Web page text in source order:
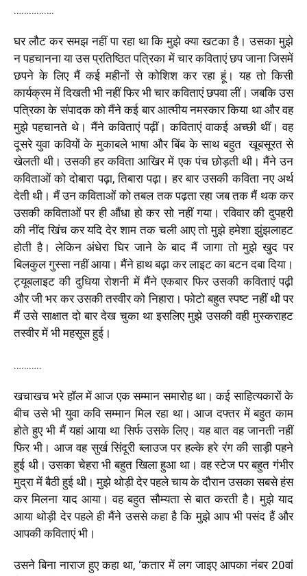
…………….
घर लौट कर समझ नहीं पा रहा था कि मुझे क्या खटका है। उसका मुझे
न पहचानना या उस प्रतिष्ठित पत्रिका में चार कविताएं छप जाना जिसमें
छपने के लिए मैं कई महीनों से कोशिश कर रहा हूं। यह तो किसी
कार्यक्रम में दिखती भी नहीं फिर भी चार कविताएं छपवा लीं। जबकि उस
पत्रिका के संपादक को मैंने कई बार आत्मीय नमस्कार किया था और वह
मुझे पहचानते थे। मैंने कविताएं पढ़ीं। कविताएं वाकई अच्छी थीं। वह
दूसरे युवा कवियों के मुकाबले भाषा और बिंब के साथ बहुत खूबसूरत से
खेलती थी। उसकी हर कविता आखिर में एक पंच छोड़ती थी। मैंने उन
कविताओं को दोबारा पढ़ा, तिबारा पढ़ा। हर बार उसकी कविता नए अर्थ
देती थी। मैं उन कविताओं को तबल तक पढ़ता रहा जब तक मैं थक कर
उसकी कविताओं पर ही औंधा हो कर सो नहीं गया। रविवार की दुपहरी
की नींद खिंच कर यदि देर शाम तक चली आए तो मुझे हमेशा झुंझलाहट
होती है। लेकिन अंधेरा घिर जाने के बाद मैं जागा तो मुझे खुद पर
बिलकुल गुस्सा नहीं आया। मैंने हाथ बढ़ा कर लाइट का बटन दबा दिया।
ट्यूबलाइट की दुधिया रोशनी में मैंने एकबार फिर उसकी कविताएं पढ़ी
और जी भर कर उसकी तस्वीर को निहारा। फोटो बहुत स्पष्ट नहीं थी पर
मैं उसे साक्षात दो बार देख चुका था इसलिए मुझे उसकी वही मुस्कराहट
तस्वीर में भी महसूस हुई।
………..
खचाखच भरे हॉल में आज एक सम्मान समारोह था। कई साहित्यकारों के
बीच उसे भी युवा कवि सम्मान मिल रहा था। आज दफ्तर में बहुत काम
होते हुए भी मैं यहां आया था सिर्फ उसके लिए। यह बात वह जानती नहीं
फिर भी। आज वह सुर्ख सिंदूरी ब्लाउज पर हल्के हरे रंग की साड़ी पहने
हुई थी। उसका चेहरा भी बहुत खिला हुआ था। वह स्टेज पर बहुत गंभीर
मुद्रा में बैठी हुई थी। मुझे थोड़ी देर पहले चाय के दौरान उसका सबसे हंस
कर मिलना याद आया। वह बहुत सौम्यता से बात करती है। मुझे याद
आया थोड़ी देर पहले ही मैंने उससे कहा है कि मुझे आप भी पसंद हैं और
आपकी कविताएं भी।
उसने बिना नाराज हुए कहा था, ‘कतार में लग जाइए आपका नंबर 20वां